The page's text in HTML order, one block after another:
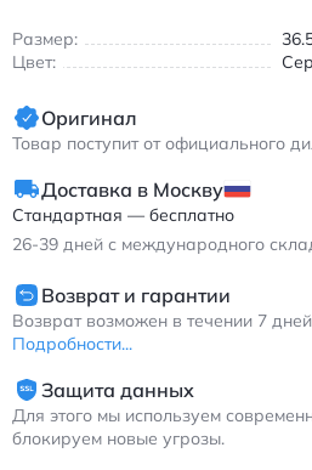
Размер:
Цвет:
Оригинал
Товар поступит от официального
Доставка в Москву
Стандартная — бесплатно
26-39 дней с международного
Возврат и гарантии
Возврат возможен в течении 7
Подробности...
Защита данных
Для этого мы используем
блокируем новые угрозы.